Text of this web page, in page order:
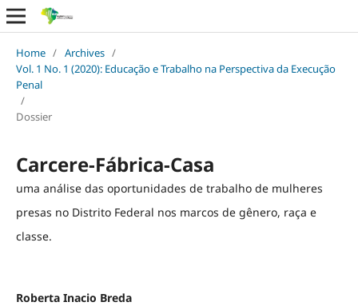
Home / Archives /
Vol. 1 No. 1 (2020): Educação e Trabalho na Perspectiva da Execução
Penal
/
Dossier
Carcere-Fábrica-Casa
uma análise das oportunidades de trabalho de mulheres
presas no Distrito Federal nos marcos de gênero, raça e
classe.
Roberta Inacio Breda